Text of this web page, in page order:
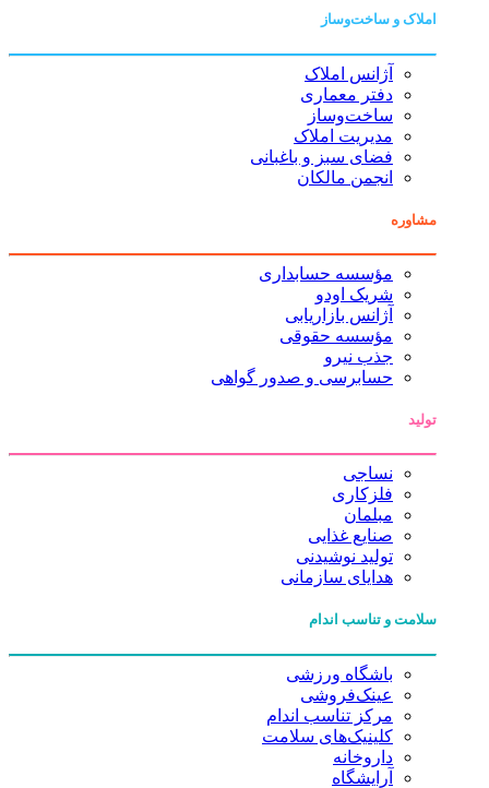
املاک و ساخت‌وساز
آژانس املاک
دفتر معماری
ساخت‌وساز
مدیریت املاک
فضای سبز و باغبانی
انجمن مالکان
مشاوره
مؤسسه حسابداری
شریک اودو
آژانس بازاریابی
مؤسسه حقوقی
جذب نیرو
حسابرسی و صدور گواهی
تولید
نساجی
فلزکاری
مبلمان
صنایع غذایی
تولید نوشیدنی
هدایای سازمانی
سلامت و تناسب اندام
باشگاه ورزشی
عینک‌فروشی
مرکز تناسب اندام
کلینیک‌های سلامت
داروخانه
آرایشگاه